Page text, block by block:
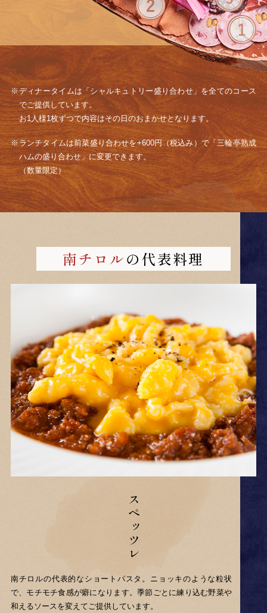
ディナータイムは「シャルキュトリー盛り合わせ」を全てのコース
でご提供しています。
お1人様1枚ずつで内容はその日のおまかせとなります。
ランチタイムは前菜盛り合わせを+600円（税込み）で 「三輪亭熟成
ハムの盛り合わせ」に変更できます。
（数量限定）
南チロルの代表料理
スペッツレ
南チロルの代表的なショートパスタ。 ニョッキのような粒状
で、モチモチ食感が癖になります。季節ごとに練り込む野菜や
和えるソースを変えてご提供しています。